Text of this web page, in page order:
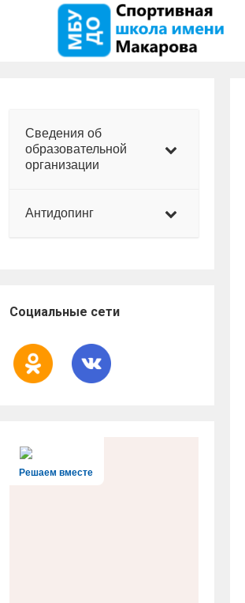
Сведения об
образовательной
организации
Антидопинг
Социальные сети
Решаем вместе